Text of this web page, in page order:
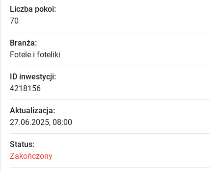
Liczba pokoi:
70
Branża:
Fotele i foteliki
ID inwestycji:
4218156
Aktualizacja:
27.06.2025, 08:00
Status:
Zakończony